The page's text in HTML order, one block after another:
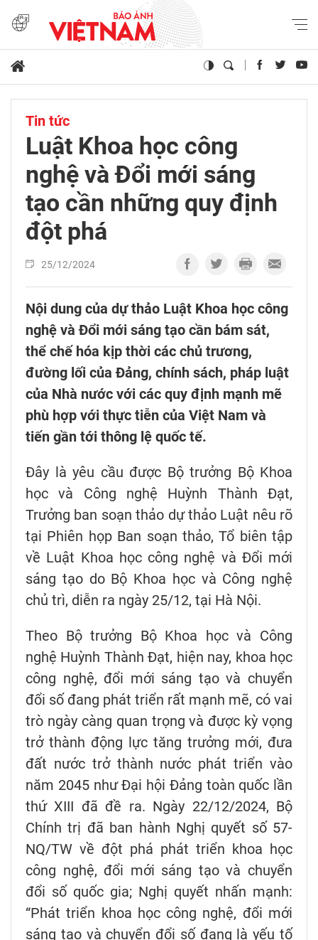
Tin tức
Luật Khoa học công
nghệ và Đổi mới sáng
tạo cần những quy định
đột phá
25/12/2024
Nội dung của dự thảo Luật Khoa học công
nghệ và Đổi mới sáng tạo cần bám sát,
thể chế hóa kịp thời các chủ trương,
đường lối của Đảng, chính sách, pháp luật
của Nhà nước với các quy định mạnh mẽ
phù hợp với thực tiễn của Việt Nam và
tiến gần tới thông lệ quốc tế.
Đây là yêu cầu được Bộ trưởng Bộ Khoa
học và Công nghệ Huỳnh Thành Đạt,
Trưởng ban soạn thảo dự thảo Luật nêu rõ
tại Phiên họp Ban soạn thảo, Tổ biên tập
về Luật Khoa học công nghệ và Đổi mới
sáng tạo do Bộ Khoa học và Công nghệ
chủ trì, diễn ra ngày 25/12, tại Hà Nội.
Theo Bộ trưởng Bộ Khoa học và Công
nghệ Huỳnh Thành Đạt, hiện nay, khoa học
công nghệ, đổi mới sáng tạo và chuyển
đổi số đang phát triển rất mạnh mẽ, có vai
trò ngày càng quan trọng và được kỳ vọng
trở thành động lực tăng trưởng mới, đưa
đất nước trở thành nước phát triển vào
năm 2045 như Đại hội Đảng toàn quốc lần
thứ XIII đã đề ra. Ngày 22/12/2024, Bộ
Chính trị đã ban hành Nghị quyết số 57-
NQ/TW về đột phá phát triển khoa học
công nghệ, đổi mới sáng tạo và chuyển
đổi số quốc gia; Nghị quyết nhấn mạnh:
“Phát triển khoa học công nghệ, đổi mới
sáng tạo và chuyển đổi số đang là yếu tố